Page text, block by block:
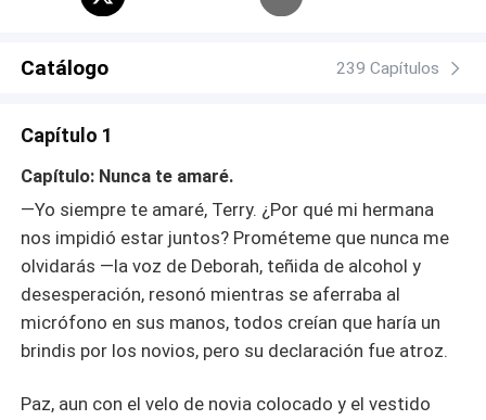
después, el destino los reúne nuevamente. Ahora madre
hombre peligroso y vengativo, sino también a los oscuros
Catálogo 239 Capítulos
Capítulo 1
Capítulo: Nunca te amaré.
—Yo siempre te amaré, Terry. ¿Por qué mi hermana
nos impidió estar juntos? Prométeme que nunca me
olvidarás —la voz de Deborah, teñida de alcohol y
desesperación, resonó mientras se aferraba al
micrófono en sus manos, todos creían que haría un
brindis por los novios, pero su declaración fue atroz.
Paz, aun con el velo de novia colocado y el vestido